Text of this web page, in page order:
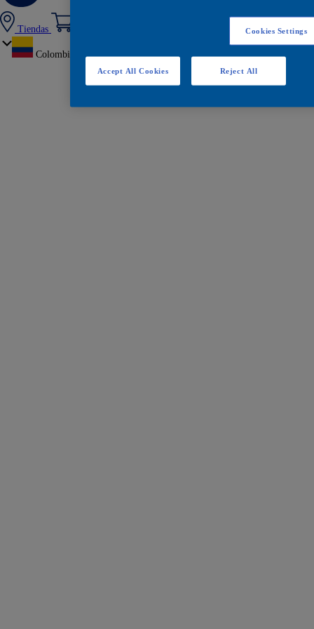
Tiendas
Colombia
Cookies Settings
Reject All
Accept All Cookies